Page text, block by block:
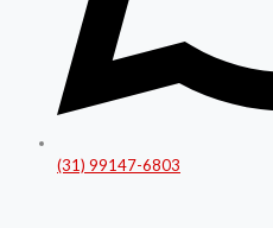
(31) 99147-6803